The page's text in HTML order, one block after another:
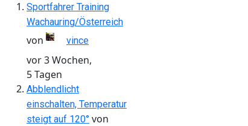
Sportfahrer Training
Wachauring/Österreich
von vince
vor 3 Wochen,
5 Tagen
Abblendlicht
einschalten, Temperatur
steigt auf 120° von